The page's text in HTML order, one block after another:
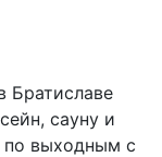
Братиславе
сауну и
по выходным с